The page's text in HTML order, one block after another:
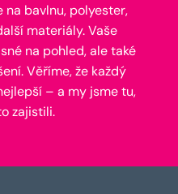
na bavlnu, polyester,
materiály. Vaše
na pohled, ale také
Věříme, že každý
– a my jsme tu,
zajistili.